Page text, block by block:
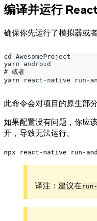
编译并运行
确保你先运行了模拟器或
cd AwesomeProject
yarn android
# 或者
yarn react - native run -
此命令会对项目的原生部
如果配置没有问题，你应
开，导致无法运行。
npx react-native run-
译注：建议在